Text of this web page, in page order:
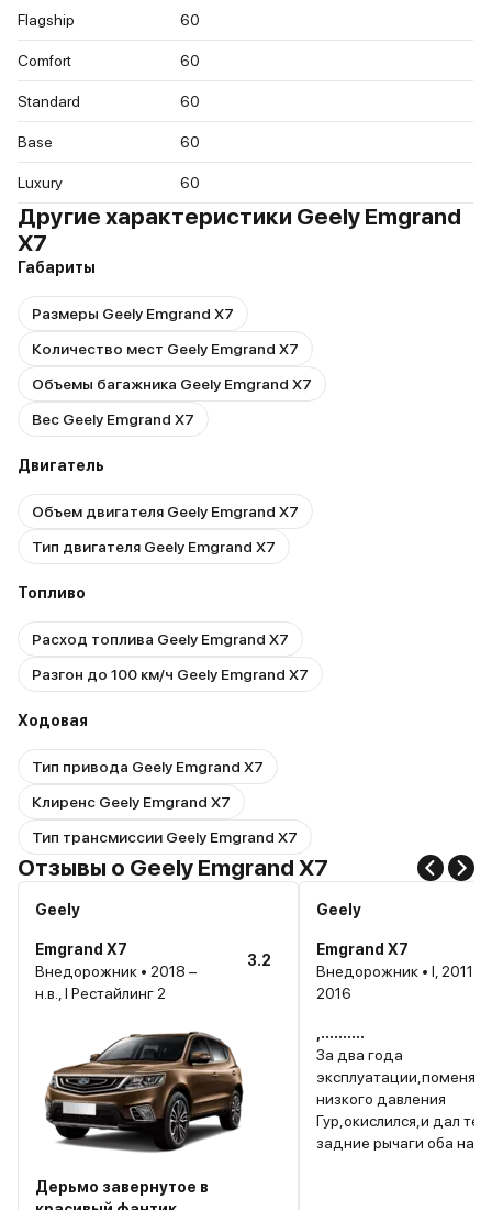
Flagship
60
Comfort 60
Standard 60
Base 60
Luxury 60
Другие характеристики Geely Emgrand
X7
Габариты
Размеры Geely Emgrand X7
Количество мест Geely Emgrand X7
Объемы багажника Geely Emgrand X7
Вес Geely Emgrand X7
Двигатель
Объем двигателя Geely Emgrand X7
Тип двигателя Geely Emgrand X7
Топливо
Расход топлива Geely Emgrand X7
Разгон до 100 км/ч Geely Emgrand X7
Ходовая
Тип привода Geely Emgrand X7
Клиренс Geely Emgrand X7
Тип трансмиссии Geely Emgrand X7
Отзывы о Geely Emgrand X7
Geely
Emgrand X7
Внедорожник • 2018 –
н.в., I Рестайлинг 2
3.2
Дерьмо завернутое в
Geely
Emgrand X7
Внедорожник • I, 2011-
2016
,..........
За два года
эксплуатации,поменял
низкого давления
Гур,окислился,и дал
задние рычаги оба на